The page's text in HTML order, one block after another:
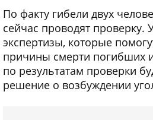
По факту гибели двух
сейчас проводят проверку.
экспертизы, которые
причины смерти погибших
по результатам проверки
решение о возбуждении